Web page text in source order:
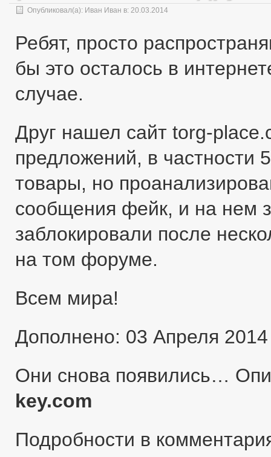
Опубликовал(а): Иван Иван в: 20.03.2014
Ребят, просто
бы это осталось в
случае.
Друг нашел сайт torg-
предложений, в частности
товары, но
сообщения фейк, и на нем
заблокировали после
на том форуме.
Всем мира!
Дополнено: 03 Апреля 2014
Они снова появились…
key.com
Подробности в